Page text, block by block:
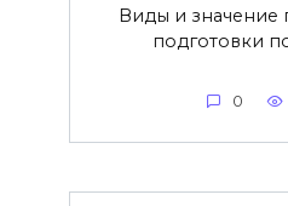
Виды и значение
подготовки
0